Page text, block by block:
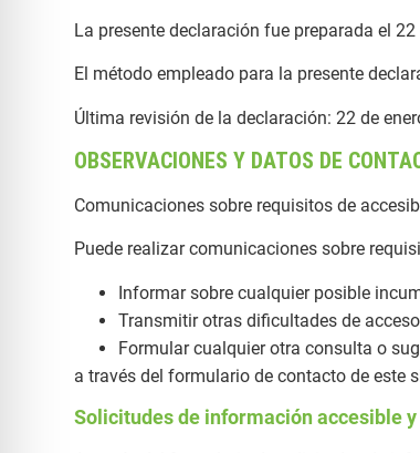
La presente declaración fue preparada el 22
El método empleado para la presente
Última revisión de la declaración: 22 de
OBSERVACIONES Y DATOS DE
Comunicaciones sobre requisitos de
Puede realizar comunicaciones sobre
Informar sobre cualquier posible
Transmitir otras dificultades de
Formular cualquier otra consulta o
a través del formulario de contacto de
Solicitudes de información accesible